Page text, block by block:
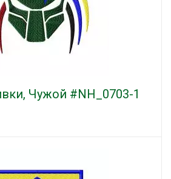
Чужой #NH_0703-1